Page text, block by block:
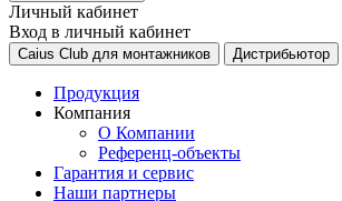
Личный кабинет
Вход в личный кабинет
Caius Club для монтажников Дистрибьютор
Продукция
Компания
О Компании
Референц-объекты
Гарантия и сервис
Наши партнеры